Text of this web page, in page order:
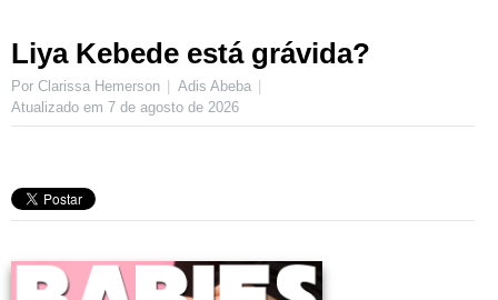
Liya Kebede está grávida?
Por Clarissa Hemerson
Adis Abeba
Atualizado em 7 de agosto de 2026